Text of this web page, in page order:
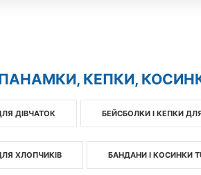
КЕПКИ,
ДІВЧАТОК БЕЙСБОЛКИ І КЕПКИ
ХЛОПЧИКІВ БАНДАНИ І КОСИНКИ